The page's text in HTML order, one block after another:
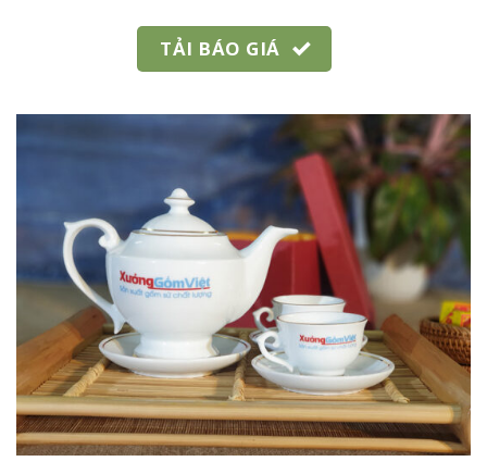
TẢI BÁO GIÁ